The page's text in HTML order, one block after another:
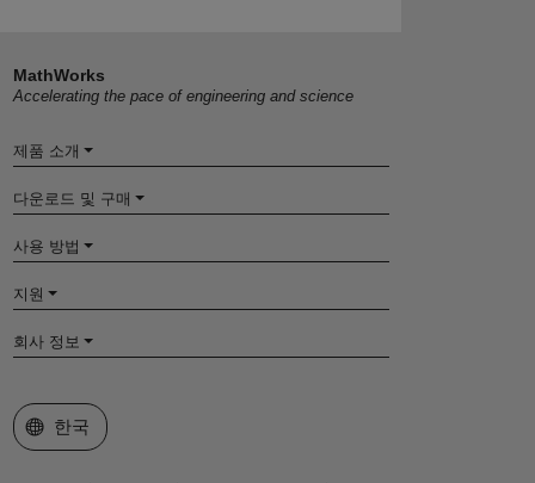
MathWorks
Accelerating the pace of engineering and science
제품 소개
다운로드 및 구매
사용 방법
지원
회사 정보
웹사이트 선택
한국